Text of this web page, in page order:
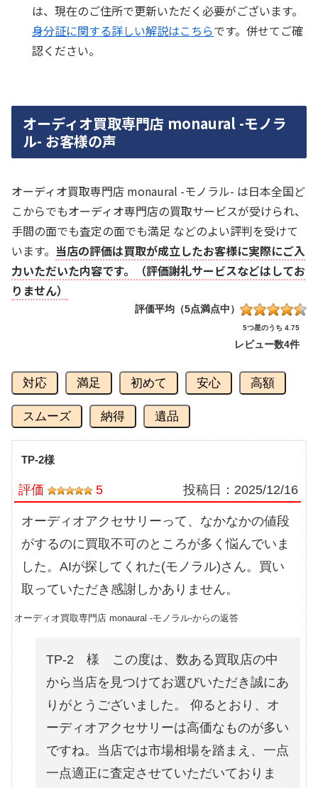
は、現在のご住所で更新いただく必要がございます。
身分証に関する詳しい解説はこちらです。併せてご確
認ください。
オーディオ買取専門店 monaural -モノラ
ル- お客様の声
オーディオ買取専門店 monaural -モノラル- は日本全国ど
こからでもオーディオ専門店の買取サービスが受けられ、
手間の面でも査定の面でも満足 などのよい評判を受けて
います。 当店の評価は買取が成立したお客様に実際にご入
力いただいた内容です。（評価謝礼サービスなどはしてお
りません）
評価平均（5点満点中）
5つ星のうち 4.75
レビュー数4件
対応 満足 初めて 安心 高額
スムーズ 納得 遺品
TP-2様
評価 5 投稿日： 2025/12/16
オーディオアクセサリーって、なかなかの値段
がするのに買取不可のところが多く悩んでいま
した。AIが探してくれた(モノラル)さん。買い
取っていただき感謝しかありません。
オーディオ買取専門店 monaural -モノラル-からの返答
TP-2 様 この度は、数ある買取店の中
から当店を見つけてお選びいただき誠にあ
りがとうございました。 仰るとおり、オ
ーディオアクセサリーは高価なものが多い
ですね。当店では市場相場を踏まえ、一点
一点適正に査定させていただいておりま